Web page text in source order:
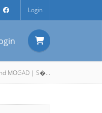
Login
MOGAD | S�...